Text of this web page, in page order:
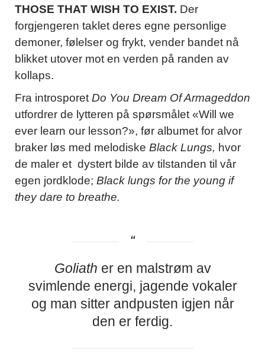
THOSE THAT WISH TO EXIST. Der
forgjengeren taklet deres egne personlige
demoner, følelser og frykt, vender bandet nå
blikket utover mot en verden på randen av
kollaps.
Fra introsporetDo You Dream Of Armageddon
utfordrer de lytteren på spørsmålet «Will we
ever learn our lesson?», før albumet for alvor
braker løs med melodiske Black Lungs, hvor
de maler et dystert bilde av tilstanden til vår
egen jordklode; Black lungs for the young if
they dare to breathe.
Goliath er en malstrøm av
svimlende energi, jagende vokaler
og man sitter andpusten igjen når
den er ferdig.